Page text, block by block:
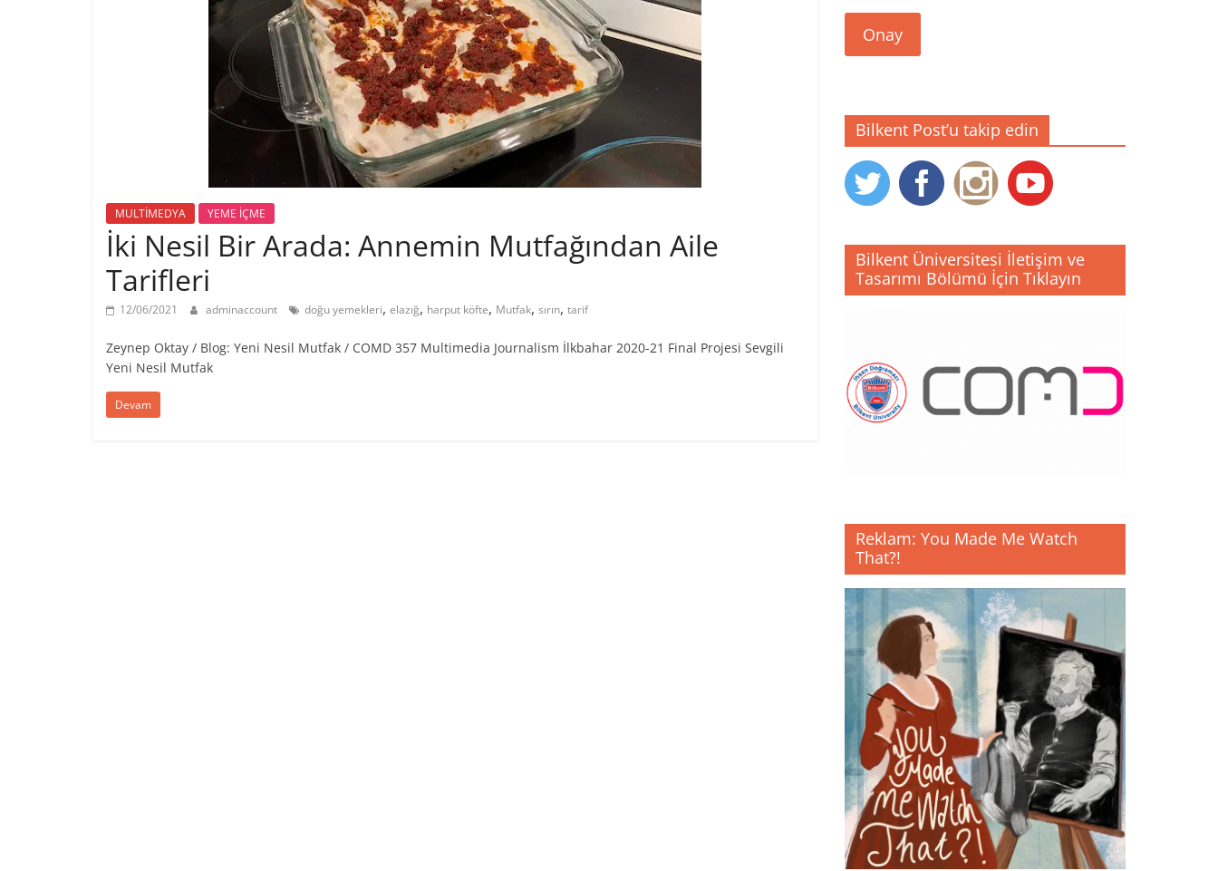
MULTİMEDYA YEME İÇME
İki Nesil Bir Arada: Annemin Mutfağından Aile
Tarifleri
12/06/2021 adminaccount doğu yemekleri, elazığ, harput köfte, Mutfak, sırın, tarif
Zeynep Oktay / Blog: Yeni Nesil Mutfak / COMD 357 Multimedia Journalism İlkbahar 2020-21 Final Projesi Sevgili
Yeni Nesil Mutfak
Devam
Onay
Bilkent Post’u takip edin
Bilkent Üniversitesi İletişim ve
Tasarımı Bölümü İçin Tıklayın
Reklam: You Made Me Watch
That?!